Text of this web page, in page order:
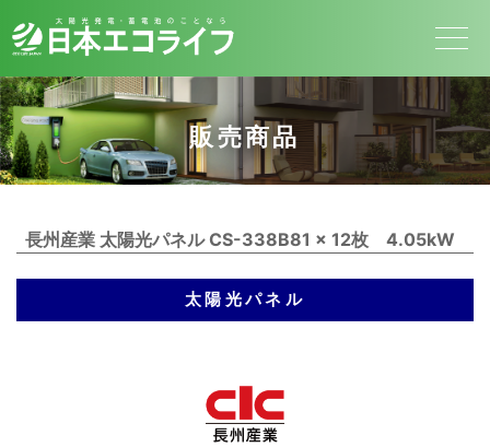
販売商品
長州産業 太陽光パネル CS-338B81 × 12枚 4.05kW
太陽光パネル